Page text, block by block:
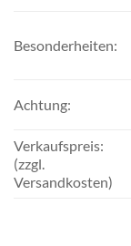
Besonderheiten:
Achtung:
Verkaufspreis:
(zzgl.
Versandkosten)